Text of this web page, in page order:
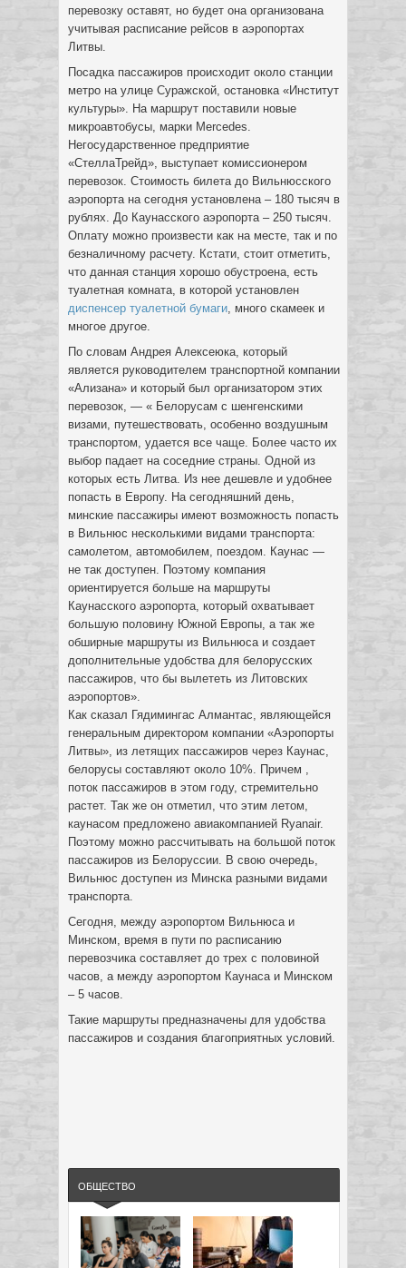
перевозку оставят, но будет она организована
учитывая расписание рейсов в аэропортах
Литвы.
Посадка пассажиров происходит около станции
метро на улице Суражской, остановка «Институт
культуры». На маршрут поставили новые
микроавтобусы, марки Mercedes.
Негосударственное предприятие
«СтеллаТрейд», выступает комиссионером
перевозок. Стоимость билета до Вильнюсского
аэропорта на сегодня установлена – 180 тысяч в
рублях. До Каунасского аэропорта – 250 тысяч.
Оплату можно произвести как на месте, так и по
безналичному расчету. Кстати, стоит отметить,
что данная станция хорошо обустроена, есть
туалетная комната, в которой установлен
диспенсер туалетной бумаги, много скамеек и
многое другое.
По словам Андрея Алексеюка, который
является руководителем транспортной компании
«Ализана» и который был организатором этих
перевозок, — « Белорусам с шенгенскими
визами, путешествовать, особенно воздушным
транспортом, удается все чаще. Более часто их
выбор падает на соседние страны. Одной из
которых есть Литва. Из нее дешевле и удобнее
попасть в Европу. На сегодняшний день,
минские пассажиры имеют возможность попасть
в Вильнюс несколькими видами транспорта:
самолетом, автомобилем, поездом. Каунас —
не так доступен. Поэтому компания
ориентируется больше на маршруты
Каунасского аэропорта, который охватывает
большую половину Южной Европы, а так же
обширные маршруты из Вильнюса и создает
дополнительные удобства для белорусских
пассажиров, что бы вылететь из Литовских
аэропортов».
Как сказал Гядимингас Алмантас, являющейся
генеральным директором компании «Аэропорты
Литвы», из летящих пассажиров через Каунас,
белорусы составляют около 10%. Причем ,
поток пассажиров в этом году, стремительно
растет. Так же он отметил, что этим летом,
каунасом предложено авиакомпанией Ryanair.
Поэтому можно рассчитывать на большой поток
пассажиров из Белоруссии. В свою очередь,
Вильнюс доступен из Минска разными видами
транспорта.
Сегодня, между аэропортом Вильнюса и
Минском, время в пути по расписанию
перевозчика составляет до трех с половиной
часов, а между аэропортом Каунаса и Минском
– 5 часов.
Такие маршруты предназначены для удобства
пассажиров и создания благоприятных условий.
ОБЩЕСТВО